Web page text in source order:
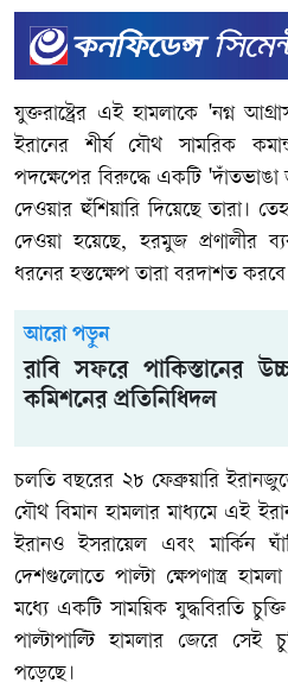
যুক্তরাষ্ট্রের এই হামলাকে 'নগ্ন
ইরানের শীর্ষ যৌথ সামরিক
পদক্ষেপের বিরুদ্ধে একটি
দেওয়ার হুঁশিয়ারি দিয়েছে তারা।
দেওয়া হয়েছে, হরমুজ প্রণালীর
ধরনের হস্তক্ষেপ তারা বরদাশত করবে
আরো পড়ুন
রাবি সফরে পাকিস্তানের
কমিশনের প্রতিনিধিদল
চলতি বছরের ২৮ ফেব্রুয়ারি
যৌথ বিমান হামলার মাধ্যমে এই
ইরানও ইসরায়েল এবং মার্কিন
দেশগুলোতে পাল্টা ক্ষেপণাস্ত্র
মধ্যে একটি সাময়িক যুদ্ধবিরতি
পাল্টাপাল্টি হামলার জেরে
পড়েছে।